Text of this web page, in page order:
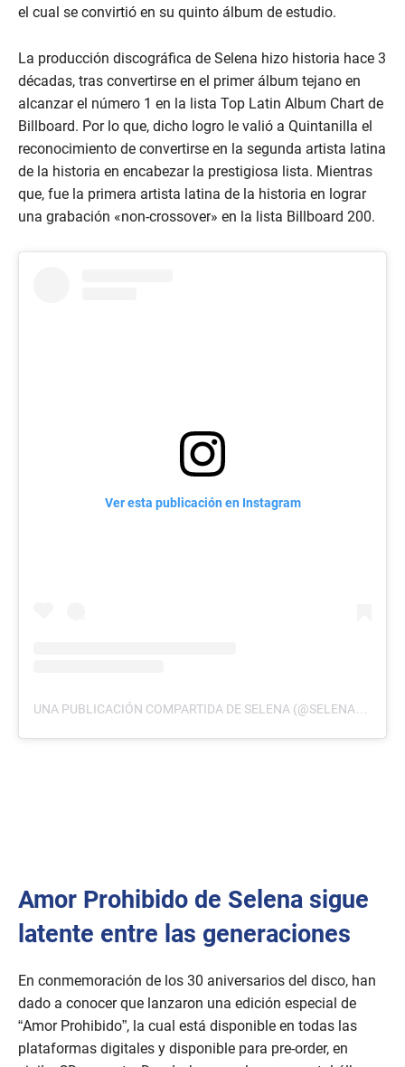
el cual se convirtió en su quinto álbum de estudio.
La producción discográfica de Selena hizo historia hace 3
décadas, tras convertirse en el primer álbum tejano en
alcanzar el número 1 en la lista Top Latin Album Chart de
Billboard. Por lo que, dicho logro le valió a Quintanilla el
reconocimiento de convertirse en la segunda artista latina
de la historia en encabezar la prestigiosa lista. Mientras
que, fue la primera artista latina de la historia en lograr
una grabación «non-crossover» en la lista Billboard 200.
Ver esta publicación en Instagram
UNA PUBLICACIÓN COMPARTIDA DE SELENA (@SELENAQOFFICIAL)
Amor Prohibido de Selena sigue
latente entre las generaciones
En conmemoración de los 30 aniversarios del disco, han
dado a conocer que lanzaron una edición especial de
“Amor Prohibido”, la cual está disponible en todas las
plataformas digitales y disponible para pre-order, en